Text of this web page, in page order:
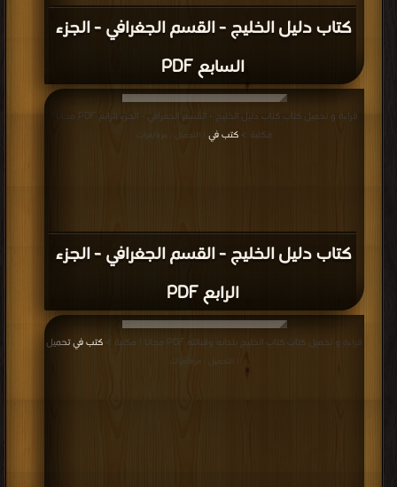
كتاب دليل الخليج - القسم الجغرافي - الجزء
السابع PDF
كتاب دليل الخليج - القسم الجغرافي - الجزء
الرابع PDF
قراءة و تحميل كتاب كتاب دليل الخليج - القسم الجغرافي - الجزء الرابع PDF مجانا |
مكتبة > كتب في | التحميل : مرة/مرات
قراءة و تحميل كتاب كتاب الخليج بلدانه وقبائله PDF مجانا | مكتبة > كتب في تحميل
| التحميل : مرة/مرات